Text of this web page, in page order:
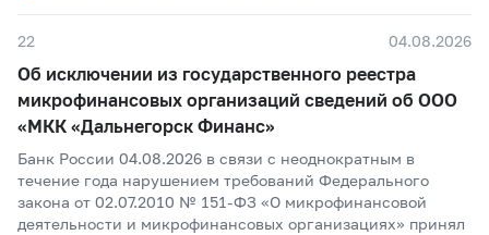
22 04.08.2026
Об исключении из государственного реестра
микрофинансовых организаций сведений об ООО
«МКК «Дальнегорск Финанс»
Банк России 04.08.2026 в связи с неоднократным в
течение года нарушением требований Федерального
закона от 02.07.2010 № 151-ФЗ «О микрофинансовой
деятельности и микрофинансовых организациях» принял